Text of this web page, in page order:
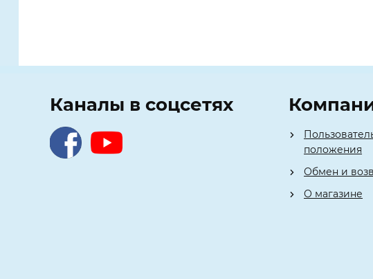
Каналы в соцсетях
положения
Обмен и
О магазине